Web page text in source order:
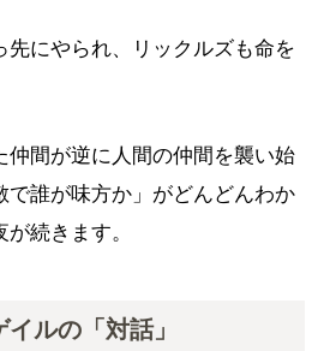
先にやられ、リックルズも命を
仲間が逆に人間の仲間を襲い始
で誰が味方か」がどんどんわか
続きます。
ルの「対話」